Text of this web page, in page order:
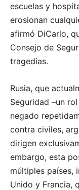
escuelas y
erosionan
afirmó DiCarlo,
Consejo de
tragedias.
Rusia, que
Seguridad –un
negado
contra civiles,
dirigen
embargo, esta
múltiples países,
Unido y Francia,